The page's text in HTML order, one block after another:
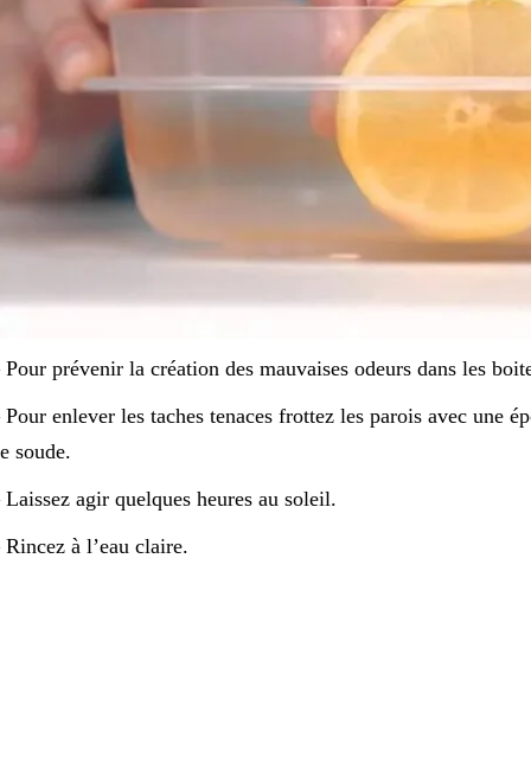
Pour prévenir la création des mauvaises odeurs dans les
Pour enlever les taches tenaces frottez les parois avec une
soude.
Laissez agir quelques heures au soleil.
Rincez à l’eau claire.